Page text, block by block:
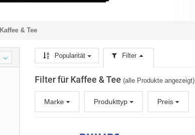
Kaffee & Tee
Popularität Filter
Filter für Kaffee & Tee (alle Produkte angezeigt)
Marke Produkttyp Preis